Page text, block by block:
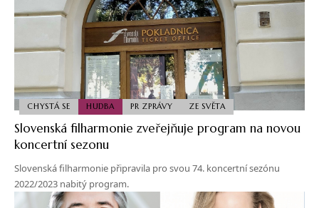
CHYSTÁ SE HUDBA PR ZPRÁVY ZE SVĚTA
Slovenská filharmonie zveřejňuje program na novou
koncertní sezonu
Slovenská filharmonie připravila pro svou 74. koncertní sezónu
2022/2023 nabitý program.